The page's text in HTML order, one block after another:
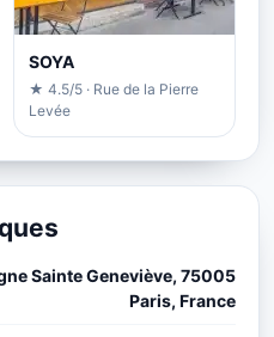
SOYA
★ 4.5/5 · Rue de la Pierre
Levée
Sainte Geneviève, 75005
Paris, France